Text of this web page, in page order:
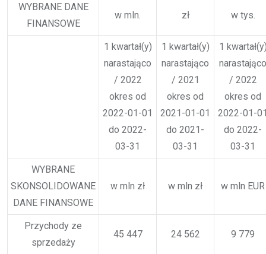
WYBRANE DANE
FINANSOWE
w mln. zł w tys.
1 kwartał(y)
narastająco
/ 2022
okres od
2022-01-01
do 2022-
03-31
1 kwartał(y)
narastająco
/ 2021
okres od
2021-01-01
do 2021-
03-31
1
narastająco
/ 2022
okres od
2022-01-
do 2022-
03-31
WYBRANE
SKONSOLIDOWANE
DANE FINANSOWE
w mln zł w mln zł w mln EUR
Przychody ze
sprzedaży
45 447 24 562 9 779